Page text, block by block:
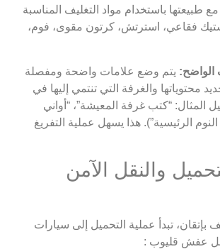
طبيعتها باستخدام مواد التغليف المناسبة
فقاعي، استرتش، كرتون مقوى، فوم،
الواضح: يتم وضع علامات واضحة ومفصلة
محتوياتها والغرفة التي تنتمي إليها في
المثال: “كتب غرفة المعيشة”، “أواني
الرئيسية”). هذا يسهل عملية التفريغ
4: التحميل والنقل الآمن
بإتقان، تبدأ عملية التحميل إلى سيارات
عفش قليوب :